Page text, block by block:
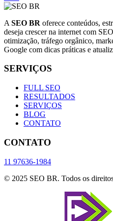
A SEO BR oferece conteúdos,
deseja crescer na internet com
otimização, tráfego orgânico,
Google com dicas práticas e
SERVIÇOS
FULL SEO
RESULTADOS
SERVIÇOS
BLOG
CONTATO
CONTATO
11 97636-1984
© 2025 SEO BR. Todos os